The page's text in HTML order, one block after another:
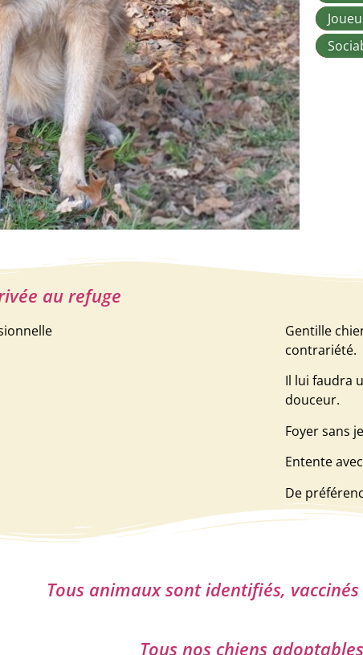
au refuge
Gentille
contrariété.
Il lui faudra
douceur.
Foyer sans
Entente
De
Tous animaux sont identifiés,
Tous nos chiens adoptables